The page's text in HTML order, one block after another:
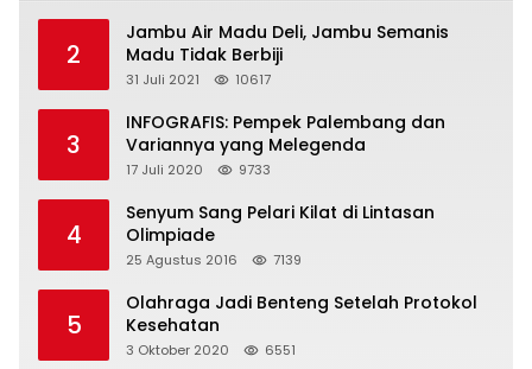
2
Jambu Air Madu Deli, Jambu Semanis
Madu Tidak Berbiji
31 Juli 2021 10617
3
INFOGRAFIS: Pempek Palembang dan
Variannya yang Melegenda
17 Juli 2020 9733
4
Senyum Sang Pelari Kilat di Lintasan
Olimpiade
25 Agustus 2016 7139
5
Olahraga Jadi Benteng Setelah Protokol
Kesehatan
3 Oktober 2020 6551